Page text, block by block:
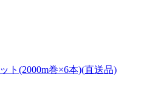
ト(2000m巻×6本)(直送品)